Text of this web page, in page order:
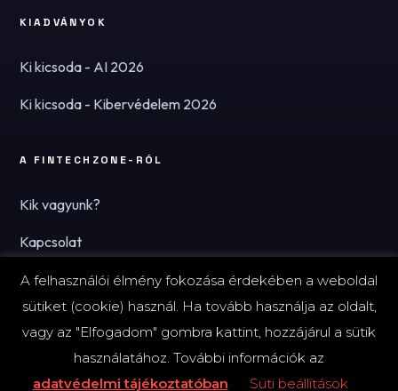
KIADVÁNYOK
Ki kicsoda - AI 2026
Ki kicsoda - Kibervédelem 2026
A FINTECHZONE-RÓL
Kik vagyunk?
Kapcsolat
Hírlevél
© 2026 FinTechZone.hu - A FinTech Group Kft.
A felhasználói élmény fokozása érdekében a weboldal
sütiket (cookie) használ. Ha tovább használja az oldalt,
vagy az "Elfogadom" gombra kattint, hozzájárul a sütik
használatához. További információk az
adatvédelmi tájékoztatóban
Süti beállítások